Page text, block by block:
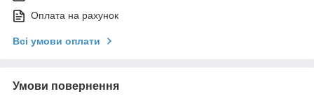
Оплата на рахунок
Всі умови оплати
Умови повернення